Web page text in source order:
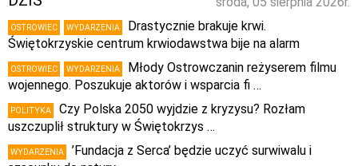
OSTROWIEC WYDARZENIA
Drastycznie brakuje krwi.
Świętokrzyskie centrum krwiodawstwa bije na alarm
OSTROWIEC WYDARZENIA
Młody Ostrowczanin reżyserem filmu
wojennego. Poszukuje aktorów i wsparcia fi …
POLITYKA
Czy Polska 2050 wyjdzie z kryzysu? Rozłam
uszczuplił struktury w Świętokrzys …
WYDARZENIA
’Fundacja z Serca’ będzie uczyć surwiwalu i